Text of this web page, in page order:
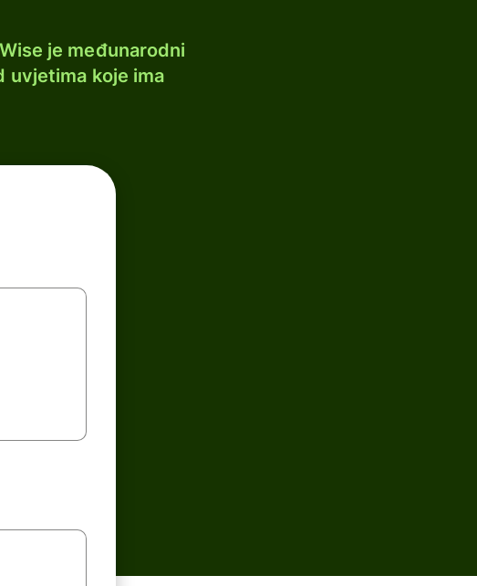
je međunarodni
uvjetima koje ima